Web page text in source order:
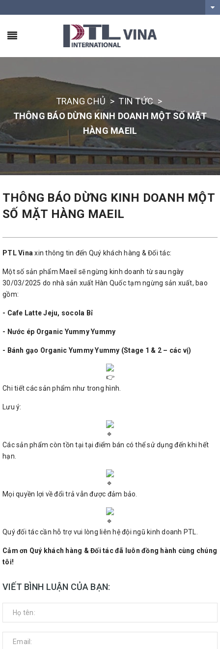
TRANG CHỦ > TIN TỨC >
THÔNG BÁO DỪNG KINH DOANH MỘT SỐ MẶT
HÀNG MAEIL
THÔNG BÁO DỪNG KINH DOANH MỘT
SỐ MẶT HÀNG MAEIL
PTL Vinaxin thông tin đến Quý khách hàng & Đối tác:
Một số sản phẩm Maeil sẽ ngừng kinh doanh từ sau ngày
30/03/2025 do nhà sản xuất Hàn Quốc tạm ngừng sản xuất, bao
gồm:
- Cafe Latte Jeju, socola Bỉ
- Nước ép Organic Yummy Yummy
- Bánh gạo Organic Yummy Yummy (Stage 1 & 2 – các vị)
Chi tiết các sản phẩm như trong hình.
Lưu ý:
Các sản phẩm còn tồn tại tại điểm bán có thể sử dụng đến khi hết
hạn.
Mọi quyền lợi về đổi trả vẫn được đảm bảo.
Quý đối tác cần hỗ trợ vui lòng liên hệ đội ngũ kinh doanh PTL.
Cảm ơn Quý khách hàng & Đối tác đã luôn đồng hành cùng chúng
tôi!
VIẾT BÌNH LUẬN CỦA BẠN: